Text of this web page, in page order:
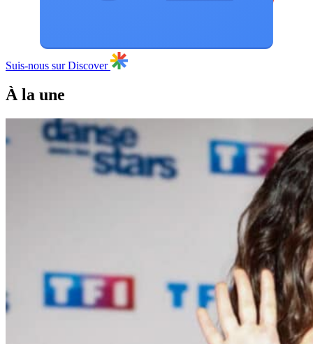
Suis-nous sur Discover
À la une